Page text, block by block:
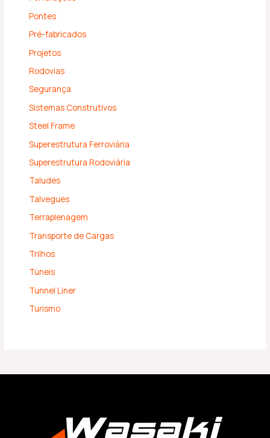
Pontes
Pré-fabricados
Projetos
Rodovias
Segurança
Sistemas Construtivos
Steel Frame
Superestrutura Ferroviária
Superestrutura Rodoviária
Taludes
Talvegues
Terraplenagem
Transporte de Cargas
Trilhos
Túneis
Tunnel Liner
Turismo